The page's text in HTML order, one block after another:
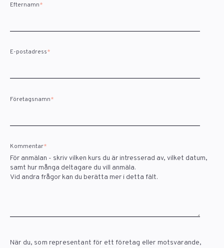
Efternamn*
E-postadress*
Företagsnamn*
Kommentar*
För anmälan - skriv vilken kurs du är intresserad av, vilket datum,
samt hur många deltagare du vill anmäla.
Vid andra frågor kan du berätta mer i detta fält.
När du, som representant för ett företag eller motsvarande,